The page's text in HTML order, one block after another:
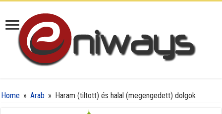
Home » Arab » Haram (tiltott) és halal (megengedett) dolgok